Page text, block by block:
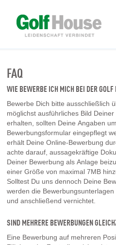
FAQ
WIE BEWERBE ICH MICH BEI DER
Bewerbe Dich bitte ausschließlich
möglichst ausführliches Bild
erhalten, sollten Deine Angaben
Bewerbungsformular eingepflegt
erhält Deine Online-Bewerbung
achte darauf, aussagekräftige
Deiner Bewerbung als Anlage
einer Größe von maximal 7MB
Solltest Du uns dennoch Deine
werden die
und anschließend vernichtet.
SIND MEHRERE BEWERBUNGEN
Eine Bewerbung auf mehreren